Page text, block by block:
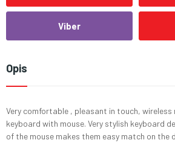
Viber
Opis
Very comfortable , pleasant in touch,
keyboard with mouse. Very stylish keyboard
of the mouse makes them easy match on the